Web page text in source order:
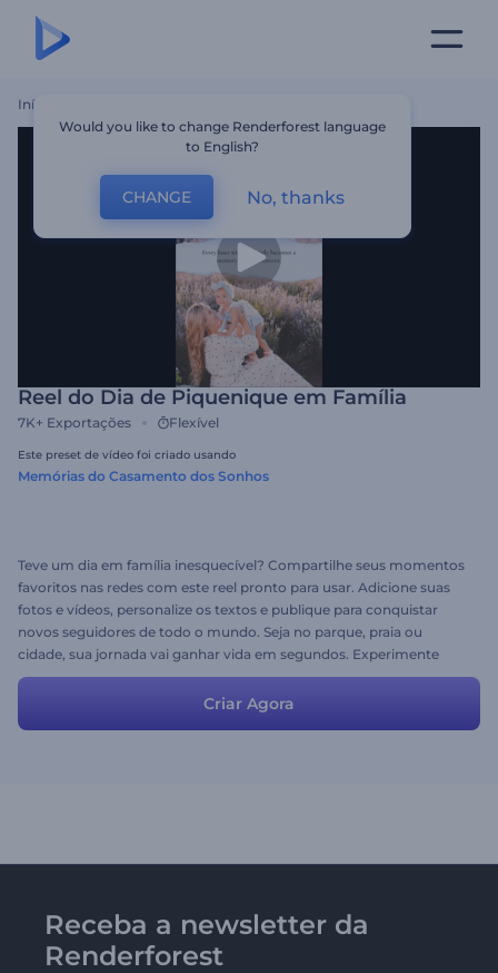
Início
Reel do Dia de Piquenique em Família
7K+ Exportações Flexível
Este preset de vídeo foi criado usando
Memórias do Casamento dos Sonhos
Teve um dia em família inesquecível? Compartilhe seus momentos
favoritos nas redes com este reel pronto para usar. Adicione suas
fotos e vídeos, personalize os textos e publique para conquistar
novos seguidores de todo o mundo. Seja no parque, praia ou
cidade, sua jornada vai ganhar vida em segundos. Experimente
agora!
Criar Agora
Receba a newsletter da
Renderforest
Would you like to change Renderforest language
to English?
CHANGE No, thanks